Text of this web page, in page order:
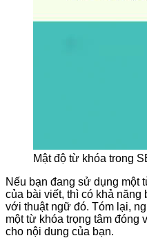
Mật độ từ khóa trong
Nếu bạn đang sử dụng một
của bài viết, thì có khả
với thuật ngữ đó. Tóm lại,
một từ khóa trọng tâm đóng
cho nội dung của bạn.